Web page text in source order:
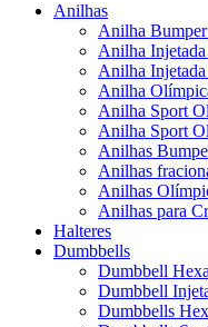
Anilhas
Anilha
Anilha
Anilha
Anilha
Anilha Sport
Anilha Sport
Anilhas
Anilhas
Anilhas
Anilhas para
Halteres
Dumbbells
Dumbbell
Dumbbell
Dumbbells